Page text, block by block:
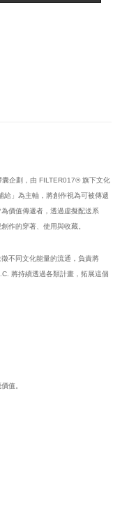
企劃，由 FILTER017® 旗下文化
」為主軸，將創作視為可被傳遞
價值傳遞者，透過虛擬配送系
作的穿著、使用與收藏。
不同文化能量的流通，負責將
將持續透過各類計畫，拓展這個
值。